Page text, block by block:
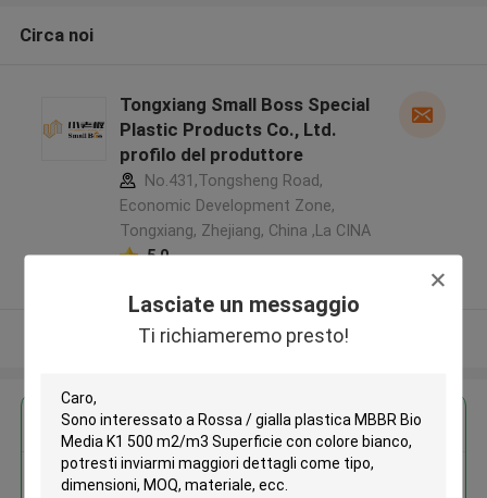
Lasciate un messaggio
Ti richiameremo presto!
Circa noi
Tongxiang Small Boss Special
Plastic Products Co., Ltd.
profilo del produttore
No.431,Tongsheng Road,
Economic Development Zone,
Tongxiang, Zhejiang, China ,La CINA
5.0
Osservi più
Ottieni il miglior prezzo per
Rossa / gialla plastica MBBR Bio